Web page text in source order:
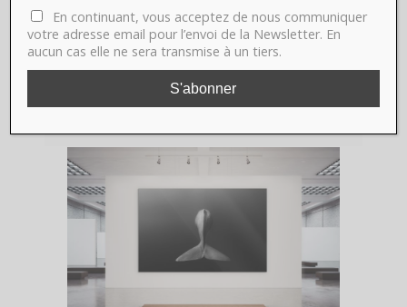
Masterprint
!
En continuant, vous acceptez de nous communiquer
votre adresse email pour l’envoi de la Newsletter. En
aucun cas elle ne sera transmise à un tiers.